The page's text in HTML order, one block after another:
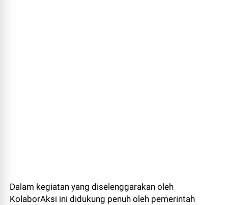
Dalam kegiatan yang diselenggarakan oleh
KolaborAksi ini didukung penuh oleh pemerintah